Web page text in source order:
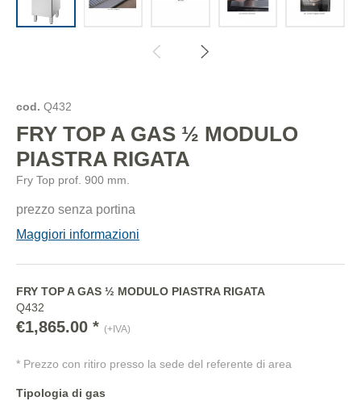
cod. Q432
FRY TOP A GAS ½ MODULO
PIASTRA RIGATA
Fry Top prof. 900 mm.
prezzo senza portina
Maggiori informazioni
FRY TOP A GAS ½ MODULO PIASTRA RIGATA
Q432
€1,865.00 * (+IVA)
* Prezzo con ritiro presso la sede del referente di area
Tipologia di gas